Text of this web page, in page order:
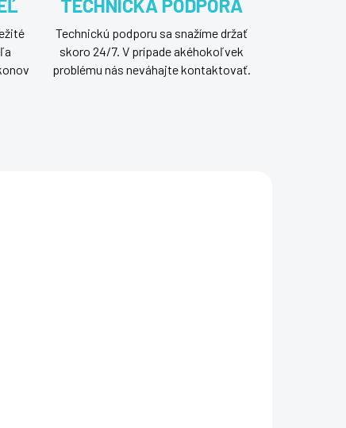
TECHNICKÁ PODPORA
Technickú podporu sa snažíme držať
skoro 24/7. V prípade akéhokoľvek
problému nás neváhajte kontaktovať.